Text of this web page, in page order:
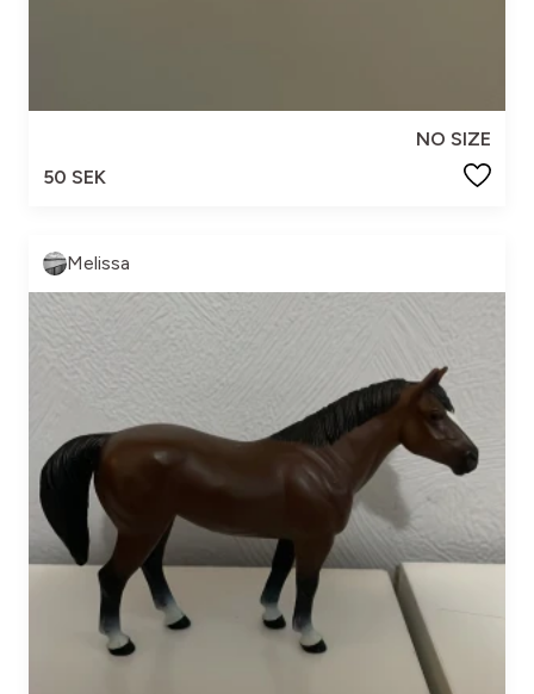
NO SIZE
50 SEK
Melissa